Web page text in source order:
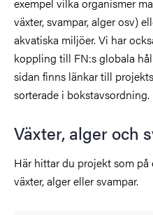
växter, svampar, alger osv)
akvatiska miljöer. Vi har
koppling till FN:s globala
sidan finns länkar till
sorterade i bokstavsordning.
Växter, alger och
Här hittar du projekt som
växter, alger eller svampar.